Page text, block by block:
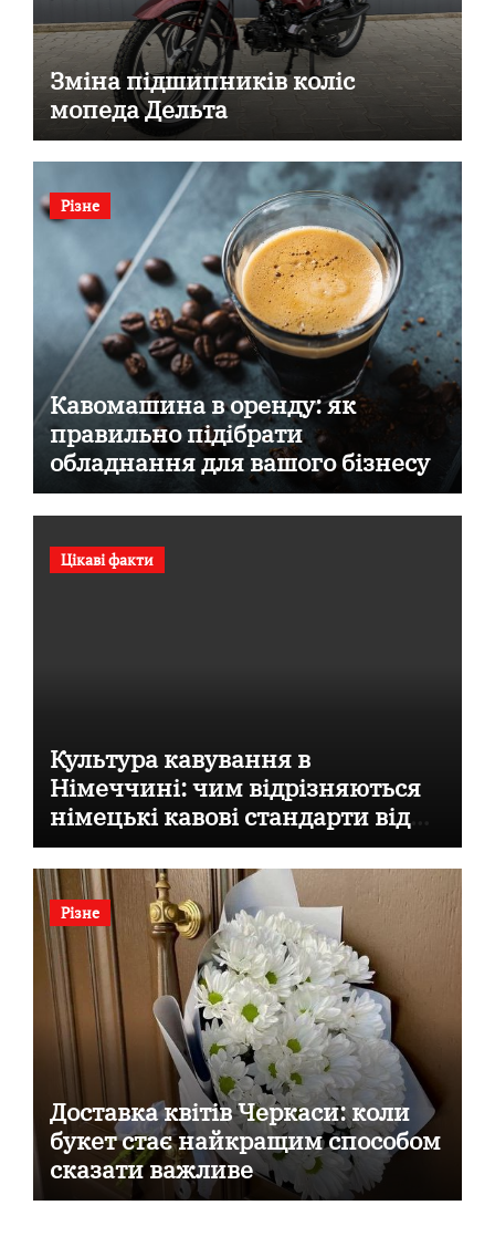
Зміна підшипників коліс
мопеда Дельта
Різне
Кавомашина в оренду: як
правильно підібрати
обладнання для вашого бізнесу
Цікаві факти
Культура кавування в
Німеччині: чим відрізняються
німецькі кавові стандарти від
італійських
Різне
Доставка квітів Черкаси: коли
букет стає найкращим способом
сказати важливе